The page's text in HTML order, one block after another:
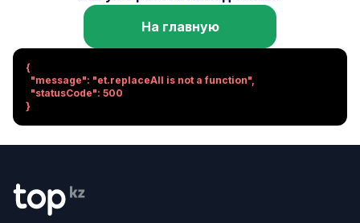
На главную
{
}